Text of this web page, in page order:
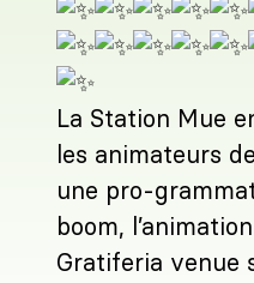
La Station Mue
les animateurs
une pro-
boom,
Gratiferia venue